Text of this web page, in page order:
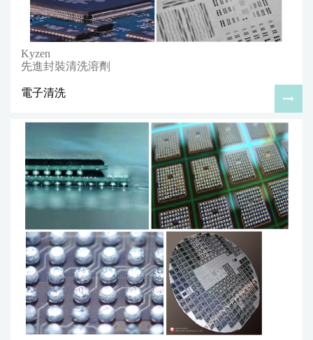
Kyzen
先進封裝清洗溶劑
電子清洗